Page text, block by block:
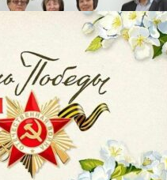
ПАЙДАЛАНУУГА
07.08.2025
Улуу Жеңиштин
29.04.2025
Награды в
29.04.2025